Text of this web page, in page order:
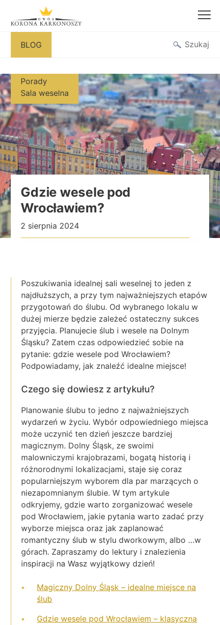
treści
BLOG
Gdzie wesele pod
Wrocławiem?
2 sierpnia 2024
Porady
Sala weselna
Poszukiwania idealnej sali weselnej to jeden z
najdłuższych, a przy tym najważniejszych etapów
przygotowań do ślubu. Od wybranego lokalu w
dużej mierze będzie zależeć ostateczny sukces
przyjęcia. Planujecie ślub i wesele na Dolnym
Śląsku? Zatem czas odpowiedzieć sobie na
pytanie: gdzie wesele pod Wrocławiem?
Podpowiadamy, jak znaleźć idealne miejsce!
Czego się dowiesz z artykułu?
Planowanie ślubu to jedno z najważniejszych
wydarzeń w życiu. Wybór odpowiedniego miejsca
może uczynić ten dzień jeszcze bardziej
magicznym. Dolny Śląsk, ze swoimi
malowniczymi krajobrazami, bogatą historią i
różnorodnymi lokalizacjami, staje się coraz
popularniejszym wyborem dla par marzących o
niezapomnianym ślubie. W tym artykule
odkryjemy, gdzie warto zorganizować wesele
pod Wrocławiem, jakie pytania warto zadać przy
wyborze miejsca oraz jak zaplanować
romantyczny ślub w stylu dworkowym, albo …w
górach. Zapraszamy do lektury i znalezienia
inspiracji na Wasz wyjątkowy dzień!
Magiczny Dolny Śląsk – idealne miejsce na
ślub
Gdzie wesele pod Wrocławiem – klasyczna